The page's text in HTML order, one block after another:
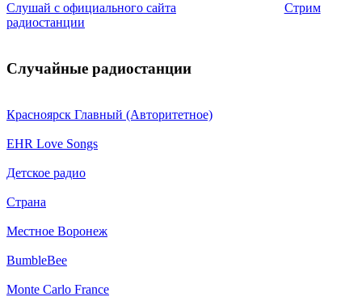
Слушай с официального сайта
Стрим
радиостанции
Случайные радиостанции
Красноярск Главный (Авторитетное)
EHR Love Songs
Детское радио
Страна
Местное Воронеж
BumbleBee
Monte Carlo France